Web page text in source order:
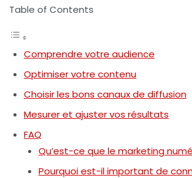
Table of Contents
Comprendre votre audience
Optimiser votre contenu
Choisir les bons canaux de diffusion
Mesurer et ajuster vos résultats
FAQ
Qu’est-ce que le marketing
Pourquoi est-il important de